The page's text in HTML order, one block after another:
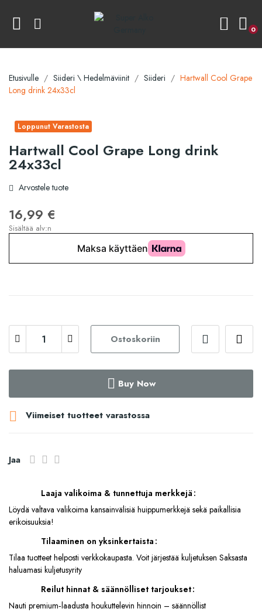
0
Etusivulle Siideri \ Hedelmäviinit Siideri
Hartwall Cool Grape
Long drink 24x33cl
Loppunut Varastosta
Hartwall Cool Grape Long drink
24x33cl
Arvostele tuote
16,99 €
Sisältää alv:n
Ostoskoriin
Buy Now
 Viimeiset tuotteet varastossa
Jaa
Laaja valikoima & tunnettuja merkkejä
Löydä valtava valikoima kansainvälisiä huippumerkkejä sekä paikallisia
erikoisuuksia!
Tilaaminen on yksinkertaista
Tilaa tuotteet helposti verkkokaupasta. Voit järjestää kuljetuksen Saksasta
haluamasi kuljetusyrity
Reilut hinnat & säännölliset tarjoukset
Nauti premium‑laadusta houkuttelevin hinnoin – säännöllist